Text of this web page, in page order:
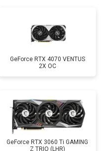
GeForce RTX 4070 VENTUS
2X OC
GeForce RTX 3060 Ti GAMING
Z TRIO (LHR)